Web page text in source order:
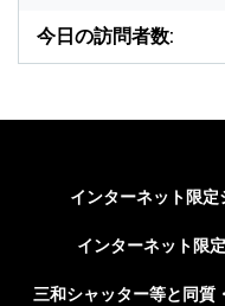
今日の訪問者数:
インターネット限
インターネット限
三和シャッター等と同質